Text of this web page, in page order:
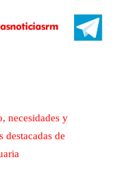
necesidades y
destacadas de